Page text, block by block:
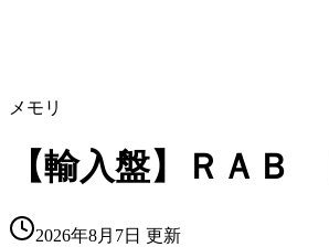
メモリ
【輸入盤】ＲＡＢ
2026年8月7日 更新